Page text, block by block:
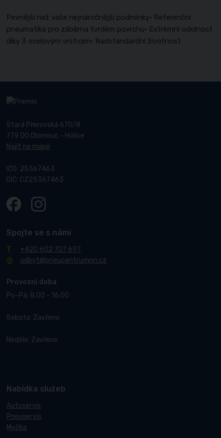
Pevnější než vaše nejnáročnější podmínky• Referenční
pneumatika pro záběrna tvrdém povrchu• Extrémní odolnost
díky 3 ocelovým vrstvám• Nadstandardní životnost
Stará Přerovská 670/8
779 00 Olomouc - Holice
Najít na mapě
IČO: 25367463
DIČ: CZ25367463
Spojte se s námi
+420 602 707 697
odbyt@pneucentrumnn.cz
Provozní doba
Po–Pá: 8.00 - 16.00
Sobota: Zavřeno
Neděle: Zavřeno
Nabídka služeb
Autoservis
Pneuservis
Myčka